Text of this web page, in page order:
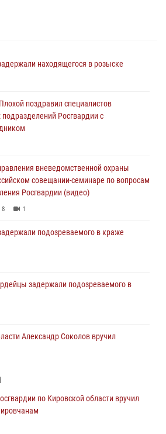
находящегося в розыске
поздравил специалистов
Росгвардии с
вневедомственной охраны
совещании-семинаре по вопросам
Росгвардии (видео)
8 1
подозреваемого в краже
задержали подозреваемого в
Александр Соколов вручил
по Кировской области вручил